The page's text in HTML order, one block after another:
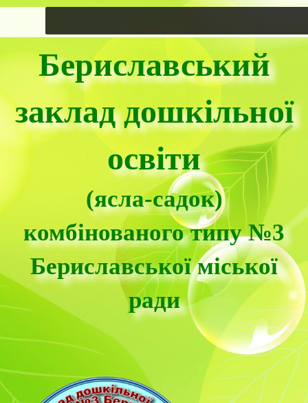
Бериславський
заклад дошкільної
освіти
(ясла-садок)
комбінованого типу №3
Бериславської міської
ради